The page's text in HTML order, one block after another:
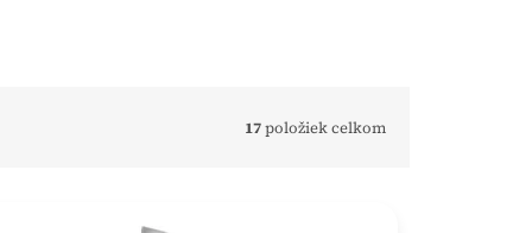
17položiek celkom